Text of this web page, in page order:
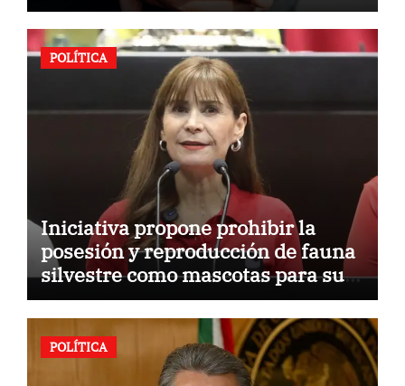
POLÍTICA
Iniciativa propone prohibir la
posesión y reproducción de fauna
silvestre como mascotas para su
comercialización
POLÍTICA